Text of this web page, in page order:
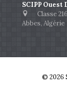
SCIPP Ouest
Classe
Abbes, Algérie
© 2026